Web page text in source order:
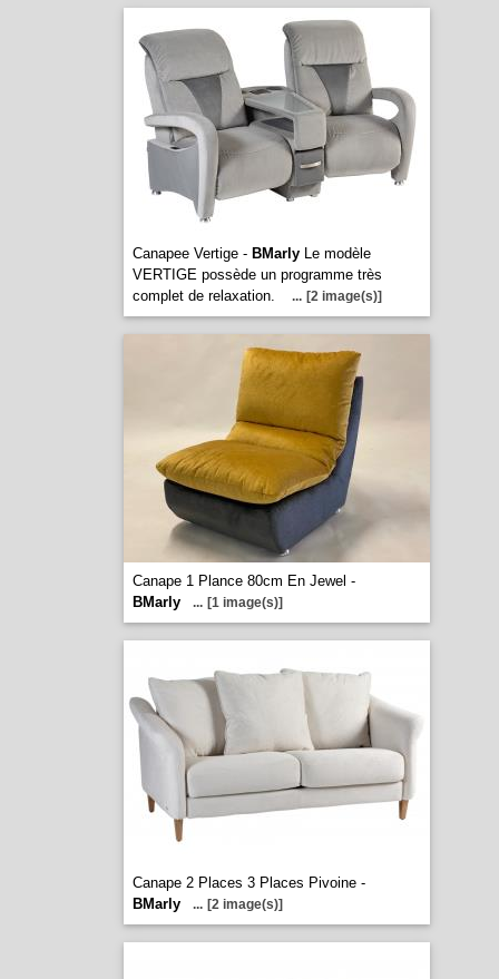
Canapee Vertige - BMarlyLe modèle
VERTIGE possède un programme très
complet de relaxation.
... [2 image(s)]
Canape 1 Plance 80cm En Jewel -
BMarly
... [1 image(s)]
Canape 2 Places 3 Places Pivoine -
BMarly
... [2 image(s)]